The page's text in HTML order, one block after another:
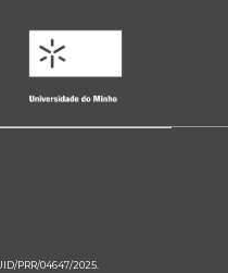
PRR/04647/2025.